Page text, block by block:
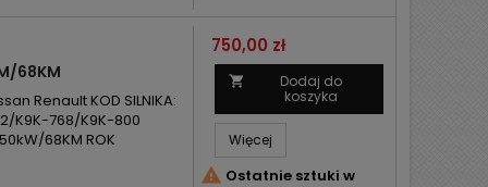
68KM
Renault KOD SILNIKA:
K9K-768/K9K-800
68KM ROK
Cena
750,00 zł

Dodaj do
koszyka
Więcej
 Ostatnie sztuki w